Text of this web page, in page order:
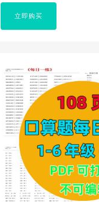
立即购买